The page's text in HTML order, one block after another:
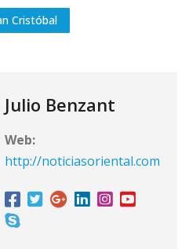
Cristóbal
Julio Benzant
Web:
http://noticiasoriental.com